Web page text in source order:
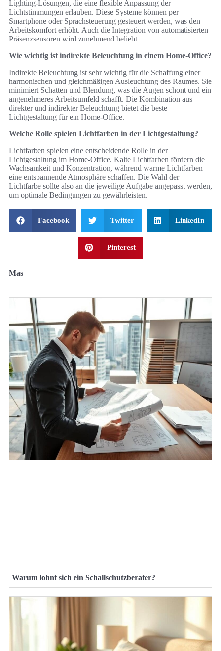
Lighting-Lösungen, die eine flexible Anpassung der
Lichtstimmungen erlauben. Diese Systeme können per
Smartphone oder Sprachsteuerung gesteuert werden, was den
Arbeitskomfort erhöht. Auch die Integration von automatisierten
Präsenzsensoren wird zunehmend beliebt.
Wie wichtig ist indirekte Beleuchtung in einem Home-Office?
Indirekte Beleuchtung ist sehr wichtig für die Schaffung einer
harmonischen und gleichmäßigen Ausleuchtung des Raumes. Sie
minimiert Schatten und Blendung, was die Augen schont und ein
angenehmeres Arbeitsumfeld schafft. Die Kombination aus
direkter und indirekter Beleuchtung bietet die beste
Lichtgestaltung für ein Home-Office.
Welche Rolle spielen Lichtfarben in der Lichtgestaltung?
Lichtfarben spielen eine entscheidende Rolle in der
Lichtgestaltung im Home-Office. Kalte Lichtfarben fördern die
Wachsamkeit und Konzentration, während warme Lichtfarben
eine entspannende Atmosphäre schaffen. Die Wahl der
Lichtfarbe sollte also an die jeweilige Aufgabe angepasst werden,
um optimale Bedingungen zu gewährleisten.
Facebook Twitter LinkedIn
Pinterest
Mas
Warum lohnt sich ein Schallschutzberater?